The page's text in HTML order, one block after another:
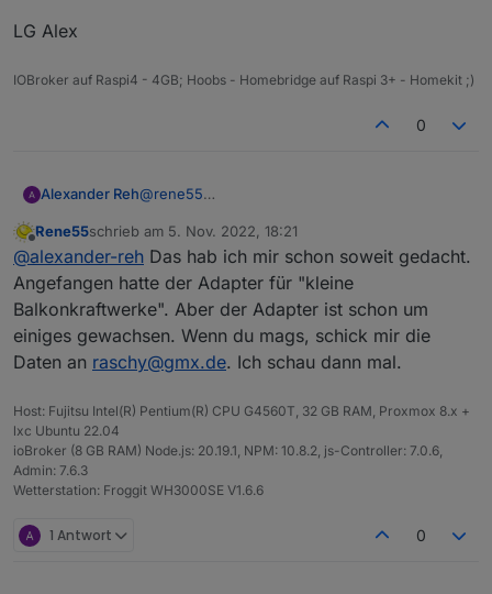
LG Alex
IOBroker auf Raspi4 - 4GB; Hoobs - Homebridge auf Raspi 3+ - Homekit ;)
0
Alexander Reh@rene55
sondern eine nicht ganz kleine Off-Grid Anlage
🙈
Wie komme ich denn an deine Mail Adresse?
Dann sende ich dir das was du brauchst.
LG Alex
Offline
Rene55schrieb am 5. Nov. 2022, 18:21
zuletzt editiert von
@alexander-reh Das hab ich mir schon soweit gedacht.
Angefangen hatte der Adapter für "kleine
Balkonkraftwerke". Aber der Adapter ist schon um
einiges gewachsen. Wenn du mags, schick mir die
Daten an raschy@gmx.de. Ich schau dann mal.
Host: Fujitsu Intel(R) Pentium(R) CPU G4560T, 32 GB RAM, Proxmox 8.x +
lxc Ubuntu 22.04
ioBroker (8 GB RAM) Node.js: 20.19.1, NPM: 10.8.2, js-Controller: 7.0.6,
Admin: 7.6.3
Wetterstation: Froggit WH3000SE V1.6.6
1 Antwort 0